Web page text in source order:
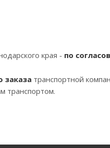
края - по
заказа транспортной
транспортом.